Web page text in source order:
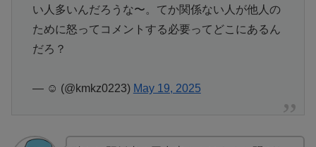
い人多いんだろうな〜。てか関係ない人が他人の
ために怒ってコメントする必要ってどこにあるん
だろ？
— ☺︎︎︎︎ (@kmkz0223) May 19, 2025